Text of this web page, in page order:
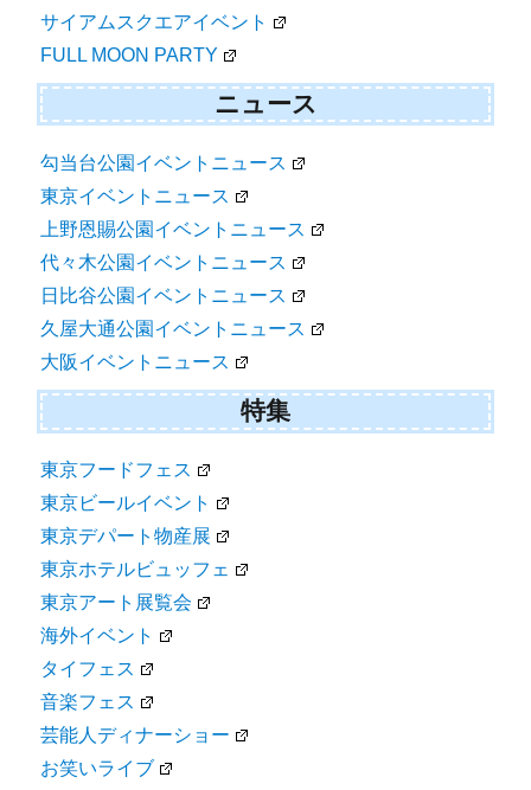
サイアムスクエアイベント
FULL MOON PARTY
ニュース
勾当台公園イベントニュース
東京イベントニュース
上野恩賜公園イベントニュース
代々木公園イベントニュース
日比谷公園イベントニュース
久屋大通公園イベントニュース
大阪イベントニュース
特集
東京フードフェス
東京ビールイベント
東京デパート物産展
東京ホテルビュッフェ
東京アート展覧会
海外イベント
タイフェス
音楽フェス
芸能人ディナーショー
お笑いライブ